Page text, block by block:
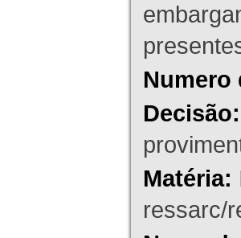
Numero
Decisão:
Matéria:
ressarc/